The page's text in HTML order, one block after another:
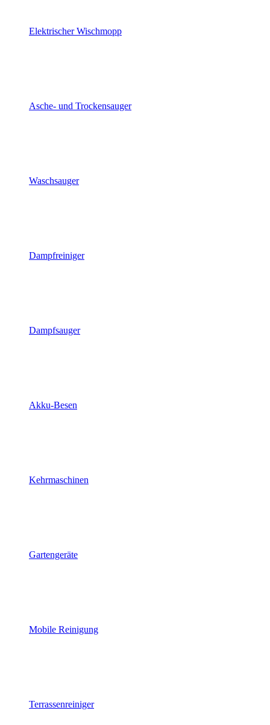
Elektrischer Wischmopp
Asche- und Trockensauger
Waschsauger
Dampfreiniger
Dampfsauger
Akku-Besen
Kehrmaschinen
Gartengeräte
Mobile Reinigung
Terrassenreiniger